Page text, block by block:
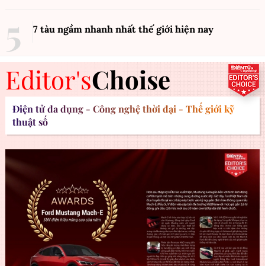
7 tàu ngầm nhanh nhất thế giới hiện nay
Editor'sChoise
Điện tử đa dụng - Công nghệ thời đại - Thế giới kỹ
thuật số